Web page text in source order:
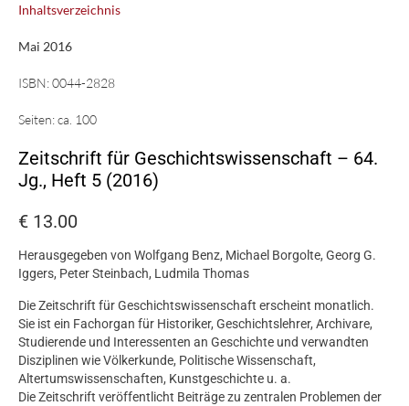
Inhaltsverzeichnis
Mai 2016
ISBN:0044-2828
Seiten:ca. 100
Zeitschrift für Geschichtswissenschaft – 64.
Jg., Heft 5 (2016)
€ 13.00
Herausgegeben von Wolfgang Benz, Michael Borgolte, Georg G.
Iggers, Peter Steinbach, Ludmila Thomas
Die Zeitschrift für Geschichtswissenschaft erscheint monatlich.
Sie ist ein Fachorgan für Historiker, Geschichtslehrer, Archivare,
Studierende und Interessenten an Geschichte und verwandten
Disziplinen wie Völkerkunde, Politische Wissenschaft,
Altertumswissenschaften, Kunstgeschichte u. a.
Die Zeitschrift veröffentlicht Beiträge zu zentralen Problemen der